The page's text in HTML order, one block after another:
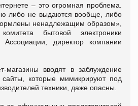
– это огромная проблема.
либо не выдаются вообще, либо
ненадлежащим образом»,
бытовой электроники
Ассоциации, директор компании
магазины вводят в заблуждение
сайты, которые мимикрируют под
техники, даже опасны.